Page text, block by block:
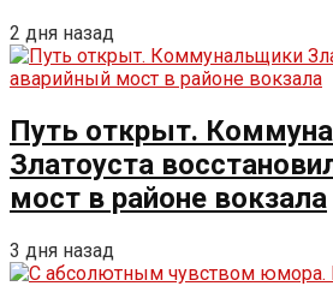
2 дня назад
Путь открыт.
Златоуста
мост в районе вокзала
3 дня назад